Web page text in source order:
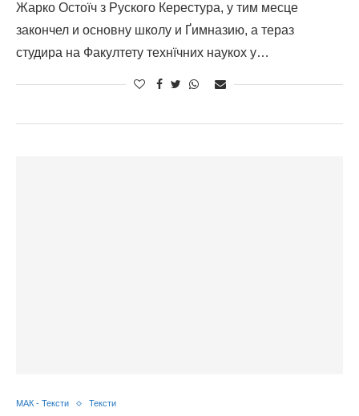
Жарко Остоїч з Руского Керестура, у тим месце
закончел и основну школу и Ґимназию, а тераз
студира на Факултету технїчних наукох у…
МАК - Тексти Тексти